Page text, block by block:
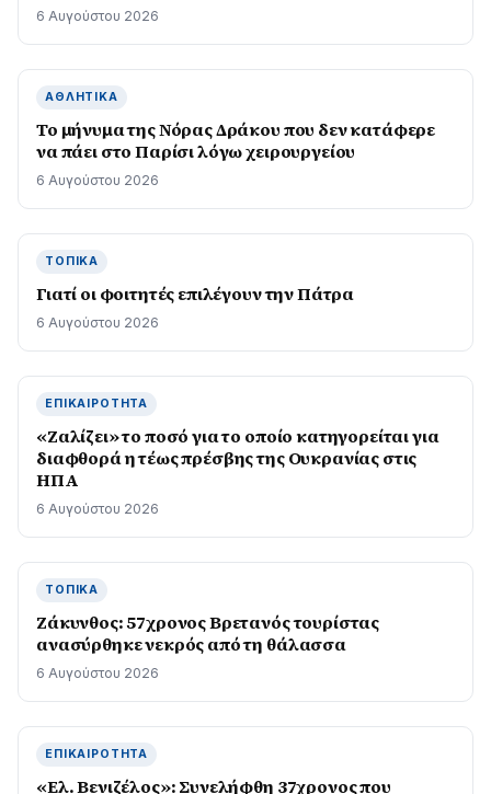
6 Αυγούστου 2026
ΑΘΛΗΤΙΚΆ
Το μήνυμα της Νόρας Δράκου που δεν κατάφερε
να πάει στο Παρίσι λόγω χειρουργείου
6 Αυγούστου 2026
ΤΟΠΙΚΆ
Γιατί οι φοιτητές επιλέγουν την Πάτρα
6 Αυγούστου 2026
ΕΠΙΚΑΙΡΌΤΗΤΑ
«Ζαλίζει» το ποσό για το οποίο κατηγορείται για
διαφθορά η τέως πρέσβης της Ουκρανίας στις
ΗΠΑ
6 Αυγούστου 2026
ΤΟΠΙΚΆ
Ζάκυνθος: 57χρονος Βρετανός τουρίστας
ανασύρθηκε νεκρός από τη θάλασσα
6 Αυγούστου 2026
ΕΠΙΚΑΙΡΌΤΗΤΑ
«Ελ. Βενιζέλος»: Συνελήφθη 37χρονος που